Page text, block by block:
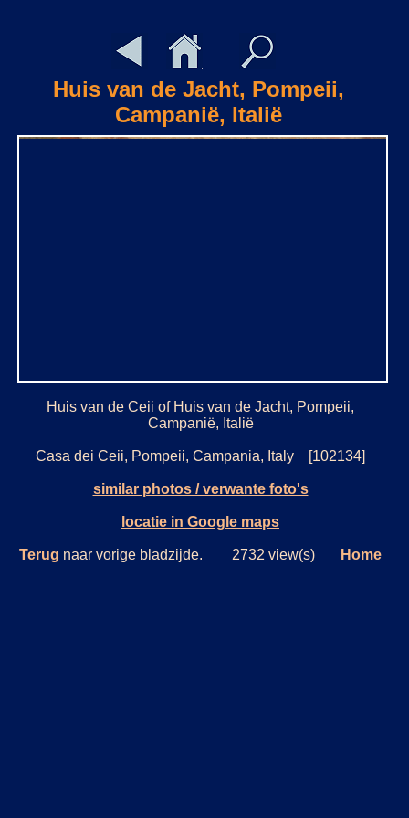
Huis van de Jacht, Pompeii,
Campanië, Italië
Huis van de Ceii of Huis van de Jacht, Pompeii,
Campanië, Italië
Casa dei Ceii, Pompeii, Campania, Italy [102134]
similar photos / verwante foto's
locatie in Google maps
Terug naar vorige bladzijde. 2732 view(s) Home